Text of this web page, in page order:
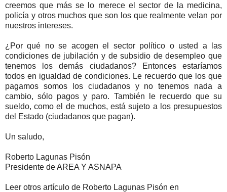
creemos que más se lo merece el sector de la medicina,
policía y otros muchos que son los que realmente velan por
nuestros intereses.
¿Por qué no se acogen el sector político o usted a las
condiciones de jubilación y de subsidio de desempleo que
tenemos los demás ciudadanos? Entonces estaríamos
todos en igualdad de condiciones. Le recuerdo que los que
pagamos somos los ciudadanos y no tenemos nada a
cambio, sólo pagos y paro. También le recuerdo que su
sueldo, como el de muchos, está sujeto a los presupuestos
del Estado (ciudadanos que pagan).
Un saludo,
Roberto Lagunas Pisón
Presidente de AREA Y ASNAPA
Leer otros artículo de Roberto Lagunas Pisón en